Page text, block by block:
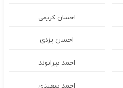
احسان کریمی
احسان یزدی
احمد بیرانوند
احمد سعیدی